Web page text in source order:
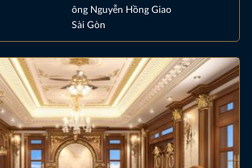
ông Nguyễn Hồng Giao
Sài Gòn